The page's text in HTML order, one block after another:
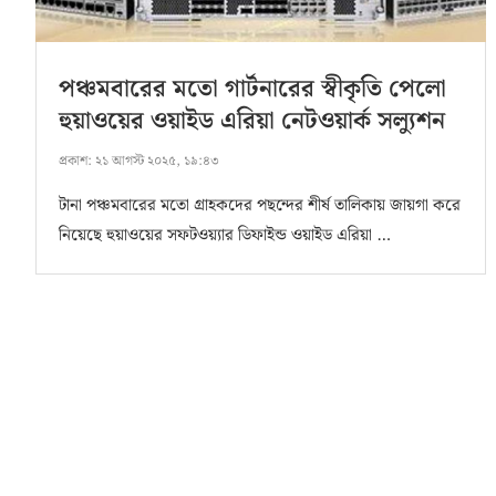
পঞ্চমবারের মতো গার্টনারের স্বীকৃতি পেলো
হুয়াওয়ের ওয়াইড এরিয়া নেটওয়ার্ক সল্যুশন
প্রকাশ: ২১ আগস্ট ২০২৫, ১৯:৪৩
টানা পঞ্চমবারের মতো গ্রাহকদের পছন্দের শীর্ষ তালিকায় জায়গা করে
নিয়েছে হুয়াওয়ের সফটওয়্যার ডিফাইন্ড ওয়াইড এরিয়া …